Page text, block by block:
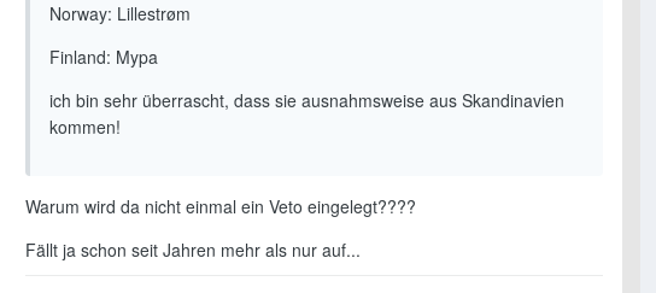
Norway: Lillestrøm
Finland: Mypa
ich bin sehr überrascht, dass sie ausnahmsweise aus Skandinavien
kommen!
Warum wird da nicht einmal ein Veto eingelegt????
Fällt ja schon seit Jahren mehr als nur auf...